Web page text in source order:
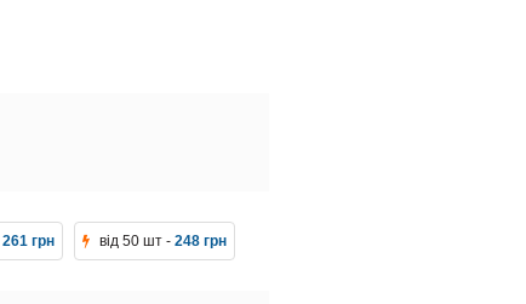
261 грн від 50 шт - 248 грн